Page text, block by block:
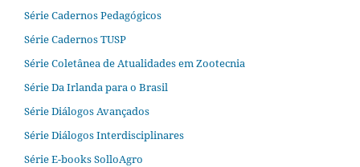
Série Cadernos Pedagógicos
Série Cadernos TUSP
Série Coletânea de Atualidades em Zootecnia
Série Da Irlanda para o Brasil
Série Diálogos Avançados
Série Diálogos Interdisciplinares
Série E-books SolloAgro